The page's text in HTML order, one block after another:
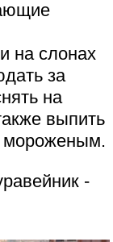
на слонах
за
на
выпить
мороженым.
-